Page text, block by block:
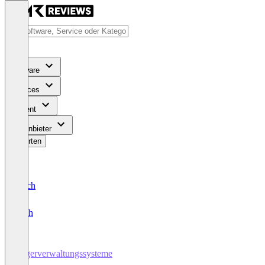
Software
Services
Content
Für Anbieter
Bewerten
Deutsch
English
Lagerverwaltungssysteme